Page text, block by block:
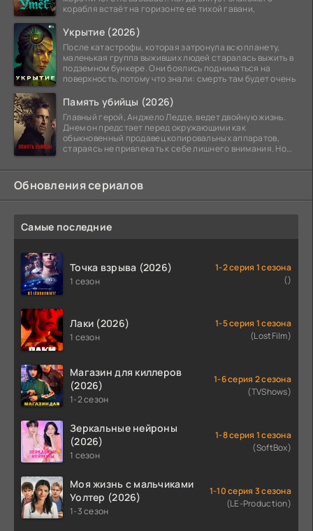
корабля встаёт на горизонте её тихой гавани,
Укрытие (2026)
После катастрофы, которая затронула всю планету,
маленькая группа выживших людей старалась выжить в
подземном бункере. Они боялись подниматься на
поверхность, потому что знали: смерть там будет очень
Память убийцы (2026)
Главный герой, Анджело Ледде, ведет двойную жизнь.
Днем он предстает перед окружающими как
обыкновенный продавец копировальных аппаратов,
стараясь не привлекать к себе лишнего внимания. Но
Обновления сериалов
Самые последние
Точка взрыва (2026)
1 сезон
1-2 серия 1 сезона
()
Лаки (2026)
1 сезон
1-5 серия 1 сезона
(LostFilm)
Магазин для киллеров
(2026)
1-2 сезон
1-6 серия 2 сезона
(TVShows)
Зеркальные нейроны
(2026)
1 сезон
1-8 серия 1 сезона
(SoftBox)
Моя жизнь с мальчиками
Уолтер (2026)
1-3 сезон
1-10 серия 3 сезона
(LE-Production)